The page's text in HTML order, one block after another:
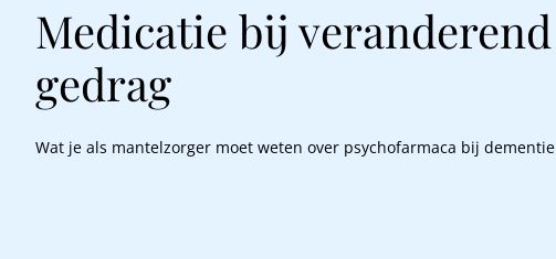
Medicatie bij veranderend
gedrag
Wat je als mantelzorger moet weten over psychofarmaca bij dementie